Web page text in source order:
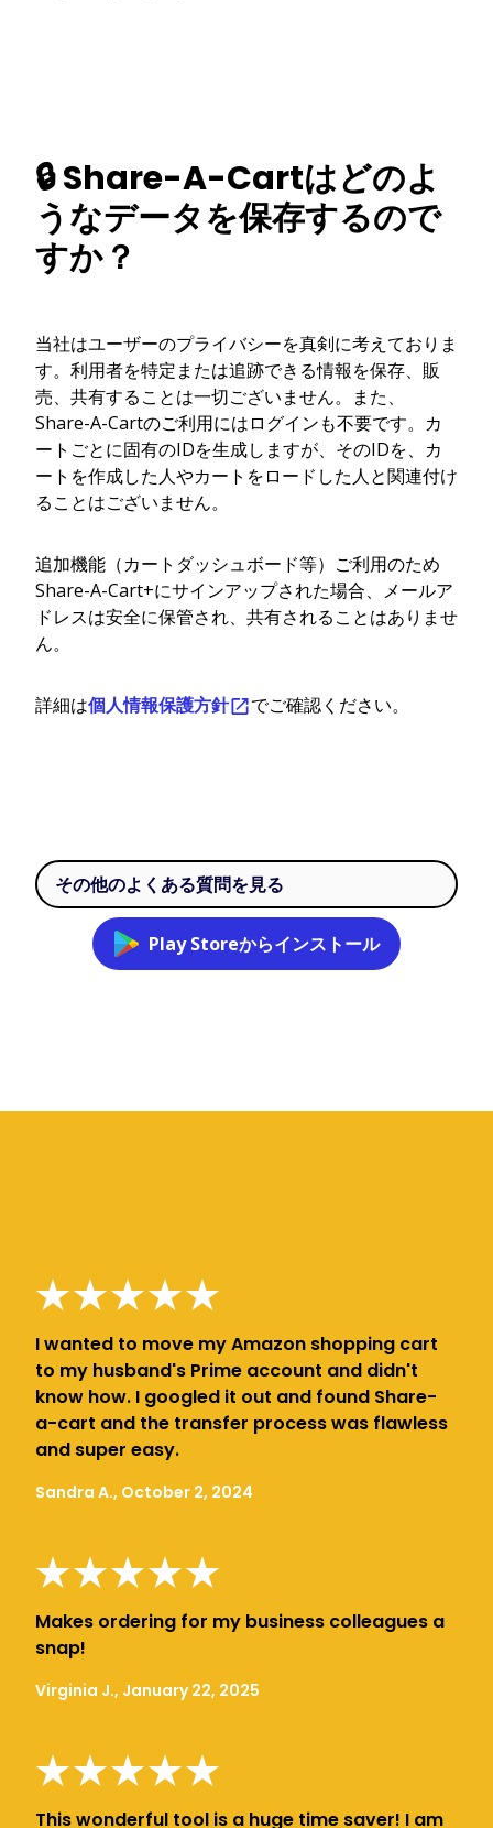
🔒 Share-A-Cartはどのよ
うなデータを保存するので
すか？
当社はユーザーのプライバシーを真剣に考えておりま
す。利用者を特定または追跡できる情報を保存、販
売、共有することは一切ございません。また、
Share-A-Cartのご利用にはログインも不要です。カ
ートごとに固有のIDを生成しますが、そのIDを、カ
ートを作成した人やカートをロードした人と関連付け
ることはございません。
追加機能（カートダッシュボード等）ご利用のため
Share-A-Cart+にサインアップされた場合、メールア
ドレスは安全に保管され、共有されることはありませ
ん。
詳細は個人情報保護方針 でご確認ください。
その他のよくある質問を見る
Play Storeからインストール
I wanted to move my Amazon shopping cart
to my husband's Prime account and didn't
know how. I googled it out and found Share-
a-cart and the transfer process was flawless
and super easy.
Sandra A., October 2, 2024
Makes ordering for my business colleagues a
snap!
Virginia J., January 22, 2025
This wonderful tool is a huge time saver! I am